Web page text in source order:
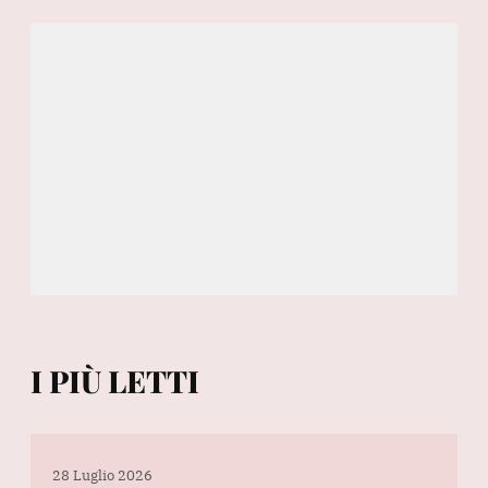
I PIÙ LETTI
28 Luglio 2026